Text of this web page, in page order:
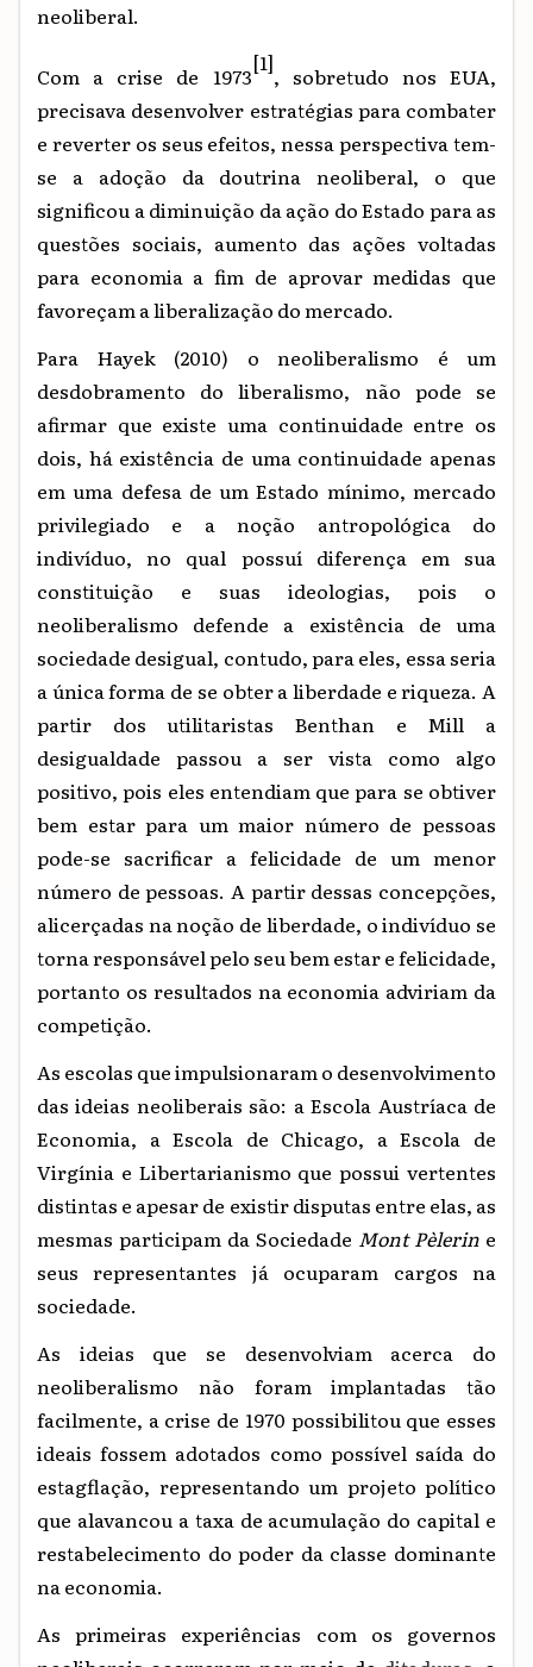
neoliberal.
Com a crise de 1973[1], sobretudo nos EUA,
precisava desenvolver estratégias para combater
e reverter os seus efeitos, nessa perspectiva tem-
se a adoção da doutrina neoliberal, o que
significou a diminuição da ação do Estado para as
questões sociais, aumento das ações voltadas
para economia a fim de aprovar medidas que
favoreçam a liberalização do mercado.
Para Hayek (2010) o neoliberalismo é um
desdobramento do liberalismo, não pode se
afirmar que existe uma continuidade entre os
dois, há existência de uma continuidade apenas
em uma defesa de um Estado mínimo, mercado
privilegiado e a noção antropológica do
indivíduo, no qual possuí diferença em sua
constituição e suas ideologias, pois o
neoliberalismo defende a existência de uma
sociedade desigual, contudo, para eles, essa seria
a única forma de se obter a liberdade e riqueza. A
partir dos utilitaristas Benthan e Mill a
desigualdade passou a ser vista como algo
positivo, pois eles entendiam que para se obtiver
bem estar para um maior número de pessoas
pode-se sacrificar a felicidade de um menor
número de pessoas. A partir dessas concepções,
alicerçadas na noção de liberdade, o indivíduo se
torna responsável pelo seu bem estar e felicidade,
portanto os resultados na economia adviriam da
competição.
As escolas que impulsionaram o desenvolvimento
das ideias neoliberais são: a Escola Austríaca de
Economia, a Escola de Chicago, a Escola de
Virgínia e Libertarianismo que possui vertentes
distintas e apesar de existir disputas entre elas, as
mesmas participam da Sociedade Mont Pèlerin e
seus representantes já ocuparam cargos na
sociedade.
As ideias que se desenvolviam acerca do
neoliberalismo não foram implantadas tão
facilmente, a crise de 1970 possibilitou que esses
ideais fossem adotados como possível saída do
estagflação, representando um projeto político
que alavancou a taxa de acumulação do capital e
restabelecimento do poder da classe dominante
na economia.
As primeiras experiências com os governos